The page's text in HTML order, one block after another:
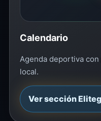
Calendario
Agenda deportiva
local.
Ver sección